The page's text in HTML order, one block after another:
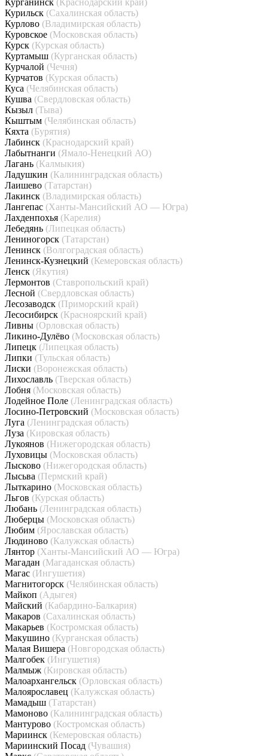
Курганинск (Краснодарский край)
Курильск (Сахалинская область)
Курлово (Владимирская область)
Куровское (Московская область)
Курск (Курская область)
Куртамыш (Курганская область)
Курчалой (Чечня)
Курчатов (Курская область)
Куса (Челябинская область)
Кушва (Свердловская область)
Кызыл (Тыва)
Кыштым (Челябинская область)
Кяхта (Бурятия)
Лабинск (Краснодарский край)
Лабытнанги (Ямало-Ненецкий АО)
Лагань (Калмыкия)
Ладушкин (Калининградская область)
Лаишево (Татарстан)
Лакинск (Владимирская область)
Лангепас (Ханты-Мансийский АО — Югра)
Лахденпохья (Карелия)
Лебедянь (Липецкая область)
Лениногорск (Татарстан)
Ленинск (Волгоградская область)
Ленинск-Кузнецкий (Кемеровская область)
Ленск (Якутия)
Лермонтов (Ставропольский край)
Лесной (Свердловская область)
Лесозаводск (Приморский край)
Лесосибирск (Красноярский край)
Ливны (Орловская область)
Ликино-Дулёво (Московская область)
Липецк (Липецкая область)
Липки (Тульская область)
Лиски (Воронежская область)
Лихославль (Тверская область)
Лобня (Московская область)
Лодейное Поле (Ленинградская область)
Лосино-Петровский (Московская область)
Луга (Ленинградская область)
Луза (Кировская область)
Лукоянов (Нижегородская область)
Луховицы (Московская область)
Лысково (Нижегородская область)
Лысьва (Пермский край)
Лыткарино (Московская область)
Льгов (Курская область)
Любань (Ленинградская область)
Люберцы (Московская область)
Любим (Ярославская область)
Людиново (Калужская область)
Лянтор (Ханты-Мансийский АО — Югра)
Магадан (Магаданская область)
Магас (Ингушетия)
Магнитогорск (Челябинская область)
Майкоп (Адыгея)
Майский (Кабардино-Балкария)
Макаров (Сахалинская область)
Макарьев (Костромская область)
Макушино (Курганская область)
Малая Вишера (Новгородская область)
Малгобек (Ингушетия)
Малмыж (Кировская область)
Малоархангельск (Орловская область)
Малоярославец (Калужская область)
Мамадыш (Татарстан)
Мамоново (Калининградская область)
Мантурово (Костромская область)
Мариинск (Кемеровская область)
Мариинский Посад (Чувашия)